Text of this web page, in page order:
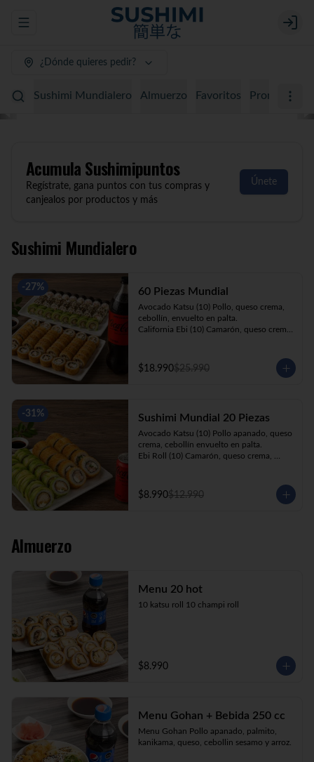
Abrir menu de navegación Login
¿Dónde quieres pedir?
Sushimi Mundialero Almuerzo Favoritos Promociones
AcumulaSushimipuntos
Regístrate, gana puntos con tus compras y
canjealos por productos y más
Únete
Sushimi Mundialero
-27% 60 Piezas Mundial
Avocado Katsu (10) Pollo, queso crema,
cebollín, envuelto en palta.
California Ebi (10) Camarón, queso crema,
crema, cebollín, envuelto en sésamo.
Katsu Roll (10) Pollo apanado, queso
Kani Maki (10) Kanikama, palta, envuelto
en nori.
+ Bebida 1.5lt.
$18.990$25.990
-31% Sushimi Mundial 20 Piezas
Avocado Katsu (10) Pollo apanado, queso
crema, cebollín envuelto en palta.
Ebi Roll (10) Camarón, queso crema,
$8.990$12.990
Almuerzo
Menu 20 hot
10 katsu roll 10 champi roll
$8.990
Menu Gohan + Bebida 250 cc
Menu Gohan Pollo apanado, palmito,
kanikama, queso, cebollin sesamo y arroz.